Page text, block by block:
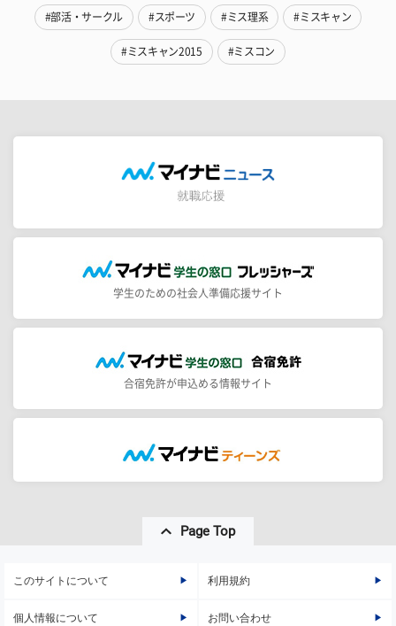
#部活・サークル #スポーツ #ミス理系 #ミスキャン
#ミスキャン2015 #ミスコン
学生のための社会人準備応援サイト
合宿免許が申込める情報サイト
Page Top
このサイトについて 利用規約
個人情報について お問い合わせ